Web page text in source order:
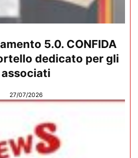
5.0. CONFIDA
dedicato per gli
associati
27/07/2026